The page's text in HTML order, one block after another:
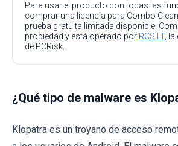
Para usar el producto con todas las
comprar una licencia para Combo
prueba gratuita limitada disponible.
propiedad y está operado por RCS LT, la
de PCRisk.
¿Qué tipo de malware es
Klopatra es un troyano de acceso